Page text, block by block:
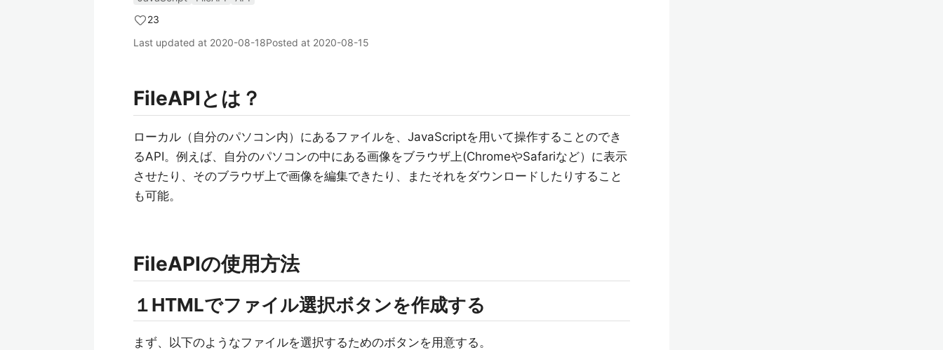
23
Last updated at 2020-08-18Posted at 2020-08-15
FileAPIとは？
ローカル（自分のパソコン内）にあるファイルを、JavaScriptを用いて操作することのでき
るAPI。例えば、自分のパソコンの中にある画像をブラウザ上(ChromeやSafariなど）に表示
させたり、そのブラウザ上で画像を編集できたり、またそれをダウンロードしたりすること
も可能。
FileAPIの使用方法
１HTMLでファイル選択ボタンを作成する
まず、以下のようなファイルを選択するためのボタンを用意する。